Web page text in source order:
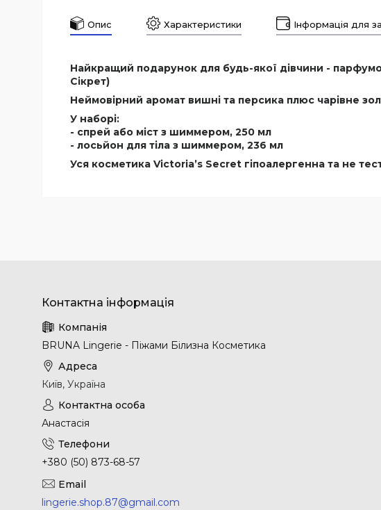
Опис Характеристики Інформація для
Найкращий подарунок для будь-якої дівчини -
Сікрет)
Неймовірний аромат вишні та персика плюс чарівне
У наборі:
- спрей або міст з шиммером, 250 мл
- лосьйон для тіла з шиммером, 236 мл
Уся косметика Victoria’s Secret гіпоалергенна та не
BRUNA Lingerie - Піжами Білизна Косметика
Київ, Україна
Анастасія
+380 (50) 873-68-57
lingerie.shop.87@gmail.com